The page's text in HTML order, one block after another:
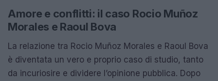
Amore e conflitti: il caso Rocio Muñoz
Morales e Raoul Bova
La relazione tra Rocio Muñoz Morales e Raoul Bova
è diventata un vero e proprio caso di studio, tanto
da incuriosire e dividere l’opinione pubblica. Dopo